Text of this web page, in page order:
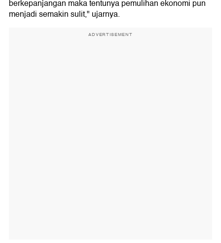
berkepanjangan maka tentunya pemulihan ekonomi pun
menjadi semakin sulit," ujarnya.
ADVERTISEMENT